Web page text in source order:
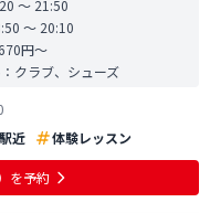
〜 21:50
〜 20:10
円〜
クラブ、シューズ
駅近 体験レッスン
を予約